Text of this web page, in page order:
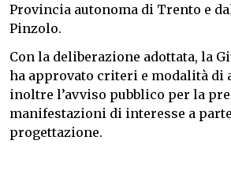
Provincia autonoma di Trento e
Pinzolo.
Con la deliberazione adottata, la
ha approvato criteri e modalità di
inoltre l’avviso pubblico per la
manifestazioni di interesse a
progettazione.